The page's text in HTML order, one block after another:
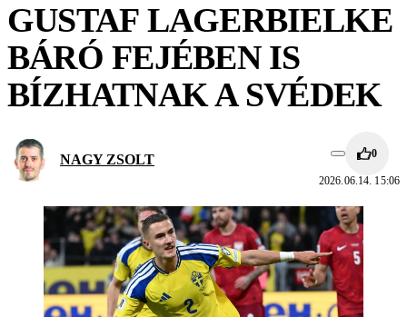
GUSTAF LAGERBIELKE
BÁRÓ FEJÉBEN IS
BÍZHATNAK A SVÉDEK
NAGY ZSOLT 0
2026.06.14. 15:06